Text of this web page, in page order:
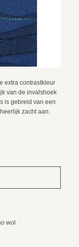
extra contrastkleur
van de invalshoek
is gebreid van een
zacht aan.
wol